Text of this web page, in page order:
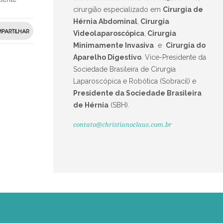
cirurgião especializado em Cirurgia de
Hérnia Abdominal, Cirurgia
Videolaparoscópica, Cirurgia
Minimamente Invasivae Cirurgia do
Aparelho Digestivo. Vice-Presidente da
Sociedade Brasileira de Cirurgia
Laparoscópica e Robótica (Sobracil) e
Presidente da Sociedade Brasileira
de Hérnia(SBH).
contato@christianoclaus.com.br